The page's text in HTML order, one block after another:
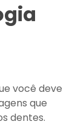
você deve
que
dentes.